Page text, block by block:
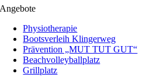
Angebote
Physiotherapie
Bootsverleih Klingerweg
Prävention „MUT TUT GUT“
Beachvolleyballplatz
Grillplatz